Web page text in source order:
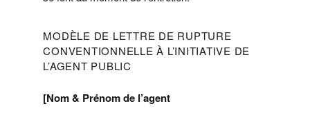
MODÈLE DE LETTRE DE RUPTURE
CONVENTIONNELLE À L’INITIATIVE DE
L’AGENT PUBLIC
[Nom & Prénom de l’agent